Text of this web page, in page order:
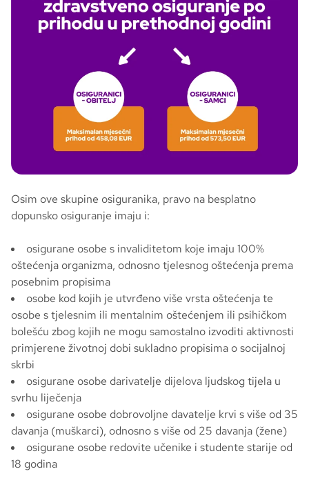
Osim ove skupine osiguranika, pravo na besplatno
dopunsko osiguranje imaju i:
osigurane osobe s invaliditetom koje imaju 100%
oštećenja organizma, odnosno tjelesnog oštećenja prema
posebnim propisima
osobe kod kojih je utvrđeno više vrsta oštećenja te
osobe s tjelesnim ili mentalnim oštećenjem ili psihičkom
bolešću zbog kojih ne mogu samostalno izvoditi aktivnosti
primjerene životnoj dobi sukladno propisima o socijalnoj
skrbi
osigurane osobe darivatelje dijelova ljudskog tijela u
svrhu liječenja
osigurane osobe dobrovoljne davatelje krvi s više od 35
davanja (muškarci), odnosno s više od 25 davanja (žene)
osigurane osobe redovite učenike i studente starije od
18 godina